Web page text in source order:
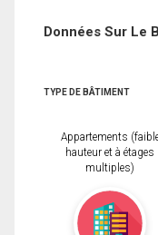
Données Sur Le
TYPE DE BÂTIMENT
Appartements
hauteur et à étages
multiples)